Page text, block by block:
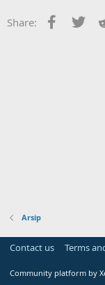
Share:
Arsip
Contact us Terms
Community platform by